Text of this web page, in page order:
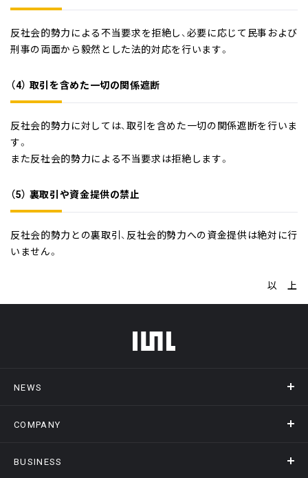
反社会的勢力による不当要求を拒絶し、必要に応じて民事および
刑事の両面から毅然とした法的対応を行います。
（4） 取引を含めた一切の関係遮断
反社会的勢力に対しては、取引を含めた一切の関係遮断を行いま
す。
また反社会的勢力による不当要求は拒絶します。
（5） 裏取引や資金提供の禁止
反社会的勢力との裏取引、反社会的勢力への資金提供は絶対に行
いません。
以 上
フッターメニュー
NEWS
ニュース
COMPANY
会社概要
BUSINESS